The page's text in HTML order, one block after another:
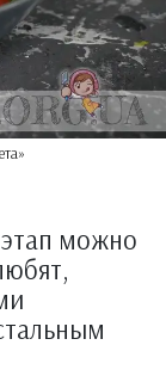
можно